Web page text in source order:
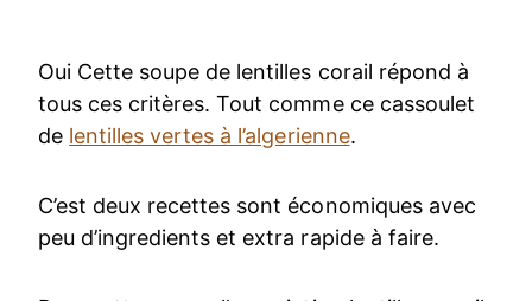
Oui Cette soupe de lentilles corail répond à
tous ces critères. Tout comme ce cassoulet
de lentilles vertes à l’algerienne.
C’est deux recettes sont économiques avec
peu d’ingredients et extra rapide à faire.